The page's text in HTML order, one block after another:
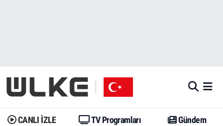
CANLI İZLE TV Programları Gündem
Gündem
Dünya
Gündem
Trend
İstanbul Namaz Vakitleri
Trafik Durumu